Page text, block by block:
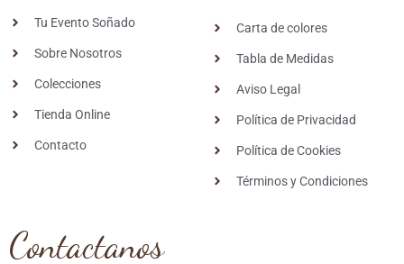
Tu Evento Soñado
Sobre Nosotros
Colecciones
Tienda Online
Contacto
Carta de colores
Tabla de Medidas
Aviso Legal
Política de Privacidad
Política de Cookies
Términos y Condiciones
Contactanos